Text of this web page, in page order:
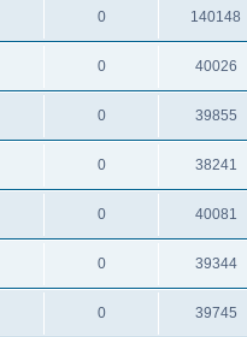
0 140148
0 40026
0 39855
0 38241
0 40081
0 39344
0 39745